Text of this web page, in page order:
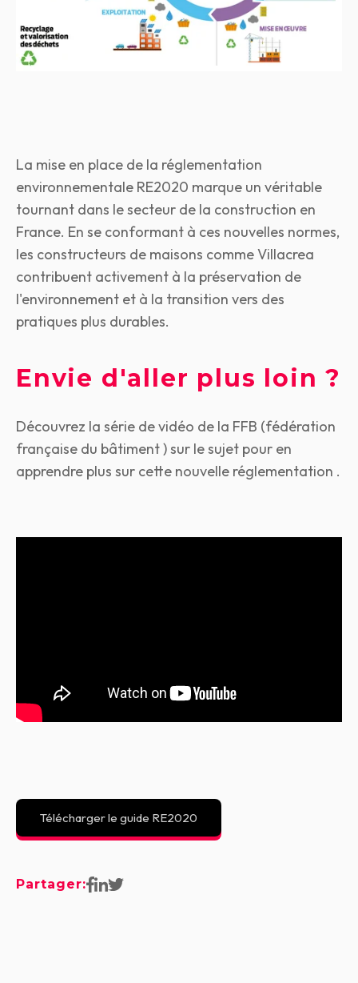
La mise en place de la réglementation
environnementale RE2020 marque un véritable
tournant dans le secteur de la construction en
France. En se conformant à ces nouvelles normes,
les constructeurs de maisons comme Villacrea
contribuent activement à la préservation de
l'environnement et à la transition vers des
pratiques plus durables.
Envie d'aller plus loin ?
Découvrez la série de vidéo de la FFB (fédération
française du bâtiment ) sur le sujet pour en
apprendre plus sur cette nouvelle réglementation .
Télécharger le guide RE2020
Partager: